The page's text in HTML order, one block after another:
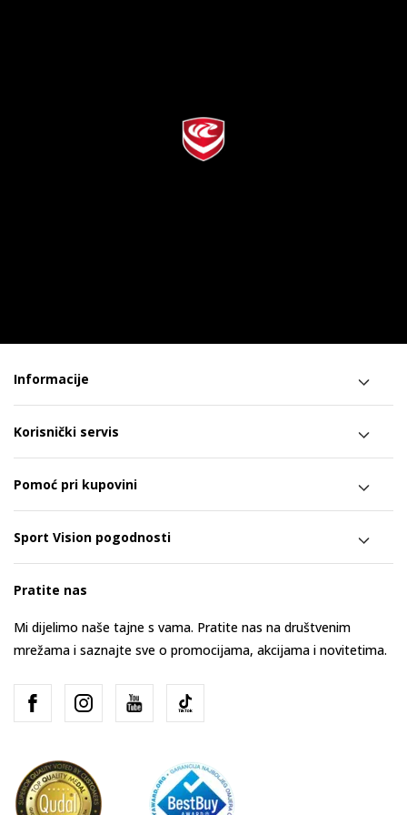
Informacije
Korisnički servis
Pomoć pri kupovini
Sport Vision pogodnosti
Pratite nas
Mi dijelimo naše tajne s vama. Pratite nas na društvenim
mrežama i saznajte sve o promocijama, akcijama i novitetima.